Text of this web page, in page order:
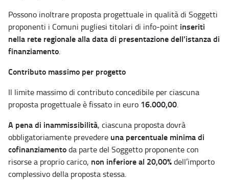
Possono inoltrare proposta progettuale in qualità di Soggetti
proponenti i Comuni pugliesi titolari di info-point inseriti
nella rete regionale alla data di presentazione dell’istanza di
finanziamento.
Contributo massimo per progetto
Il limite massimo di contributo concedibile per ciascuna
proposta progettuale è fissato in euro 16.000,00.
A pena di inammissibilità, ciascuna proposta dovrà
obbligatoriamente prevedere una percentuale minima di
cofinanziamentoda parte del Soggetto proponente con
risorse a proprio carico, non inferiore al 20,00%dell’importo
complessivo della proposta stessa.